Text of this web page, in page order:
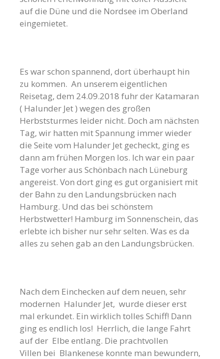
auf die Düne und die Nordsee im Oberland
eingemietet.
Es war schon spannend, dort überhaupt hin
zu kommen. An unserem eigentlichen
Reisetag, dem 24.09.2018 fuhr der Katamaran
( Halunder Jet ) wegen des großen
Herbststurmes leider nicht. Doch am nächsten
Tag, wir hatten mit Spannung immer wieder
die Seite vom Halunder Jet gecheckt, ging es
dann am frühen Morgen los. Ich war ein paar
Tage vorher aus Schönbach nach Lüneburg
angereist. Von dort ging es gut organisiert mit
der Bahn zu den Landungsbrücken nach
Hamburg. Und das bei schönstem
Herbstwetter! Hamburg im Sonnenschein, das
erlebte ich bisher nur sehr selten. Was es da
alles zu sehen gab an den Landungsbrücken.
Nach dem Einchecken auf dem neuen, sehr
modernen Halunder Jet, wurde dieser erst
mal erkundet. Ein wirklich tolles Schiff! Dann
ging es endlich los! Herrlich, die lange Fahrt
auf der Elbe entlang. Die prachtvollen
Villen bei Blankenese konnte man bewundern,